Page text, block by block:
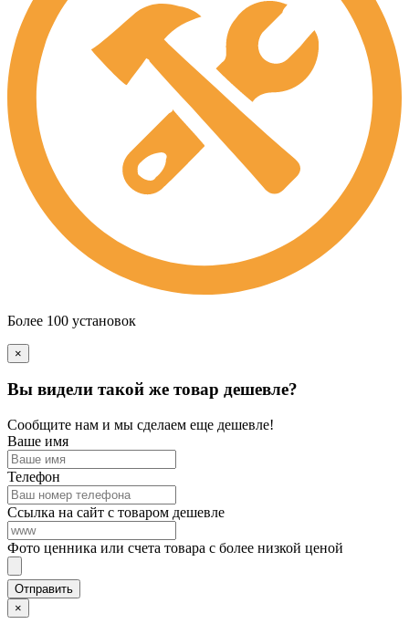
Более 100 установок
×
Вы видели такой же товар дешевле?
Сообщите нам и мы сделаем еще дешевле!
Ваше имя
Телефон
Ссылка на сайт с товаром дешевле
Фото ценника или счета товара с более низкой ценой
×